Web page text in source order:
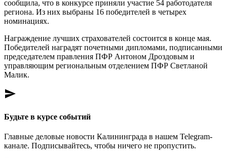
сообщила, что в конкурсе приняли участие 54 работодателя
региона. Из них выбраны 16 победителей в четырех
номинациях.
Награждение лучших страхователей состоится в конце мая.
Победителей наградят почетными дипломами, подписанными
председателем правления ПФР Антоном Дроздовым и
управляющим региональным отделением ПФР Светланой
Малик.
send
Будьте в курсе событий
Главные деловые новости Калининграда в нашем Telegram-
канале. Подписывайтесь, чтобы ничего не пропустить.